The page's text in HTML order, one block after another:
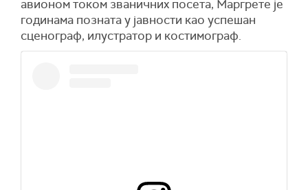
авионом током званичних посета, Маргрете је
годинама позната у јавности као успешан
сценограф, илустратор и костимограф.